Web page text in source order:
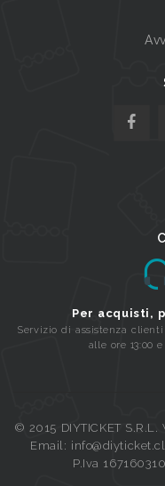
Per acquisti,
Servizio di assistenza
alle ore 13:00
© 2015 DIYTICKET
Email:
P.Iva